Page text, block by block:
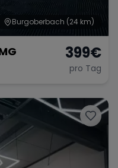
Burgoberbach (24 km)
399€
pro Tag